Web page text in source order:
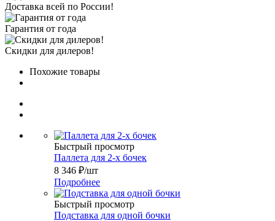
Доставка всей по России!
Гарантия от года
Скидки для дилеров!
Похожие товары
Быстрый просмотр
Паллета для 2-х бочек
8 346 ₽/шт
Подробнее
Быстрый просмотр
Подставка для одной бочки